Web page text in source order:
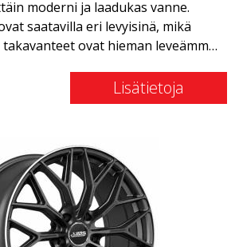
moderni ja laadukas vanne.
saatavilla eri levyisinä, mikä
ovat hieman leveämmät
Tämä antaa autolle kovan ilmeen,
kilpa-ajoon. (Ne ovat myös
kokoonpanona.) Toisin
ulkonäön. Samalla haluamme
vanteet tarjoavat
hyvän suorituskyvyn suhteessa
Edistynyt Flow Forming -
tekee vanteista sekä vahvempia
kuin tavalliset alumiinivanteet.
Lisätietoja